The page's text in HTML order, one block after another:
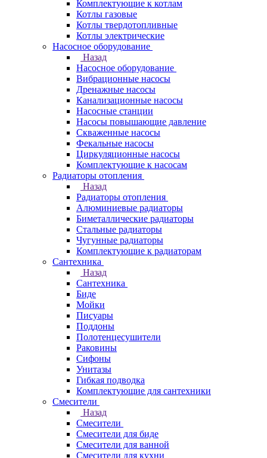
Комплектующие к котлам
Котлы газовые
Котлы твердотопливные
Котлы электрические
Насосное оборудование
Назад
Насосное оборудование
Вибрационные насосы
Дренажные насосы
Канализационные насосы
Насосные станции
Насосы повышающие давление
Скваженные насосы
Фекальные насосы
Циркуляционные насосы
Комплектующие к насосам
Радиаторы отопления
Назад
Радиаторы отопления
Алюминиевые радиаторы
Биметаллические радиаторы
Стальные радиаторы
Чугунные радиаторы
Комплектующие к радиаторам
Сантехника
Назад
Сантехника
Биде
Мойки
Писуары
Поддоны
Полотенцесушители
Раковины
Сифоны
Унитазы
Гибкая подводка
Комплектующие для сантехники
Смесители
Назад
Смесители
Смесители для биде
Смесители для ванной
Смесители для кухни